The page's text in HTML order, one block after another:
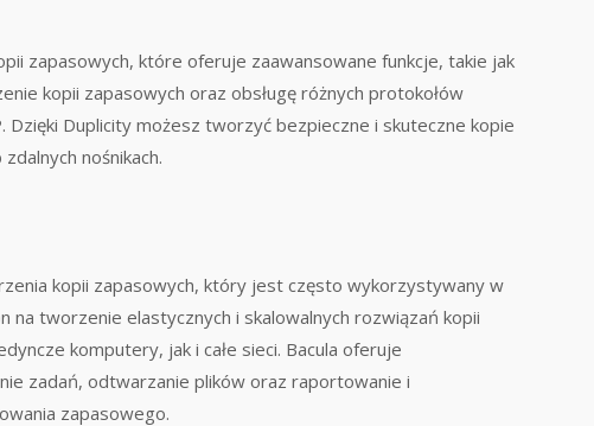
zapasowych, które oferuje zaawansowane funkcje, takie jak
kopii zapasowych oraz obsługę różnych protokołów
Dzięki Duplicity możesz tworzyć bezpieczne i skuteczne kopie
nośnikach.
kopii zapasowych, który jest często wykorzystywany w
na tworzenie elastycznych i skalowalnych rozwiązań kopii
komputery, jak i całe sieci. Bacula oferuje
zadań, odtwarzanie plików oraz raportowanie i
zapasowego.